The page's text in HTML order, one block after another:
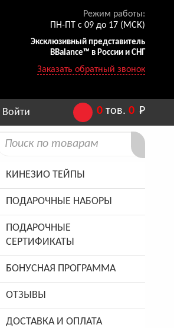
Режим работы:
ПН-ПТ с 09 до 17 (МСК)
Эксклюзивный представитель
BBalance™ в России и СНГ
Заказать обратный звонок
Войти 0 тов.0 Р
КИНЕЗИО ТЕЙПЫ
ПОДАРОЧНЫЕ НАБОРЫ
ПОДАРОЧНЫЕ
СЕРТИФИКАТЫ
БОНУСНАЯ ПРОГРАММА
ОТЗЫВЫ
ДОСТАВКА И ОПЛАТА